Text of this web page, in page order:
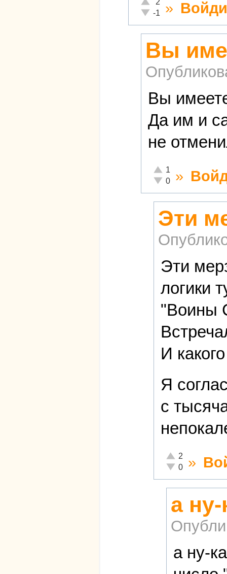
Неадекватно!
-1 »
Вы
Вы
Да им и
не
Отлично!
1
Неадекватно!
0 »
Эти
Эти
логики
"Воины
И
Я
с
Отлично!
2
Неадекватно!
0 »
а
а ну-